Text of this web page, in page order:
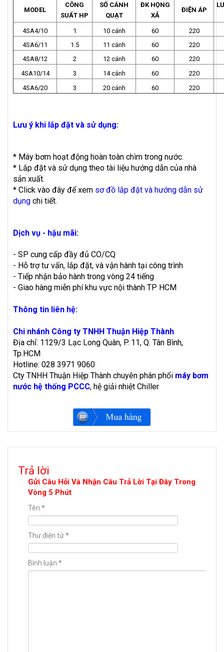
MODEL
CÔNG
SUẤT HP
SỐ CÁNH
QUẠT
ĐK HỌNG
XẢ
ĐIỆN ÁP
4SA4/10 1 10 cánh 60
220
4SA6/11
1.5 11 cánh 60
220
4SA8/12
2 12 cánh 60
220
4SA10/14
3 14 cánh 60
220
4SA6/20
3 20 cánh 60 220
Lưu ý khi lắp đặt và sử dụng:
* Máy bơm hoạt động hoàn toàn chìm trong nước.
* Lắp đặt và sử dụng theo tài liệu hướng dẫn của nhà
sản xuất.
* Click vào đây để xem sơ đồ lắp đặt và hướng dẫn sử
dụng chi tiết.
Dịch vụ - hậu mãi:
- SP cung cấp đầy đủ CO/CQ
- Hỗ trợ tư vấn, lắp đặt, và vận hành tại công trình
- Tiếp nhận bảo hành trong vòng 24 tiếng
- Giao hàng miễn phí khu vực nội thành TP HCM
Thông tin liên hệ:
Chi nhánh Công ty TNHH Thuận Hiệp Thành
Địa chỉ: 1129/3 Lạc Long Quân, P. 11, Q. Tân Bình,
Tp.HCM
Hotline: 028 3971 9060
Cty TNHH Thuận Hiệp Thành chuyên phân phối máy bơm
nước hệ thống PCCC, hệ giải nhiệt Chiller
Trả lời
Gửi Câu Hỏi Và Nhận Câu Trả Lời Tại Đây Trong
Vòng 5 Phút
Tên *
Thư điện tử*
Bình luận *